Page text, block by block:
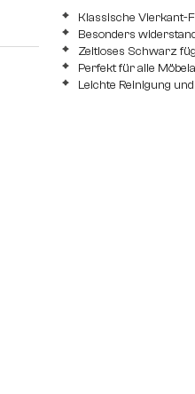
Klassische Vierkant-
Besonders
Zeitloses Schwarz
Perfekt für alle
Leichte Reinigung